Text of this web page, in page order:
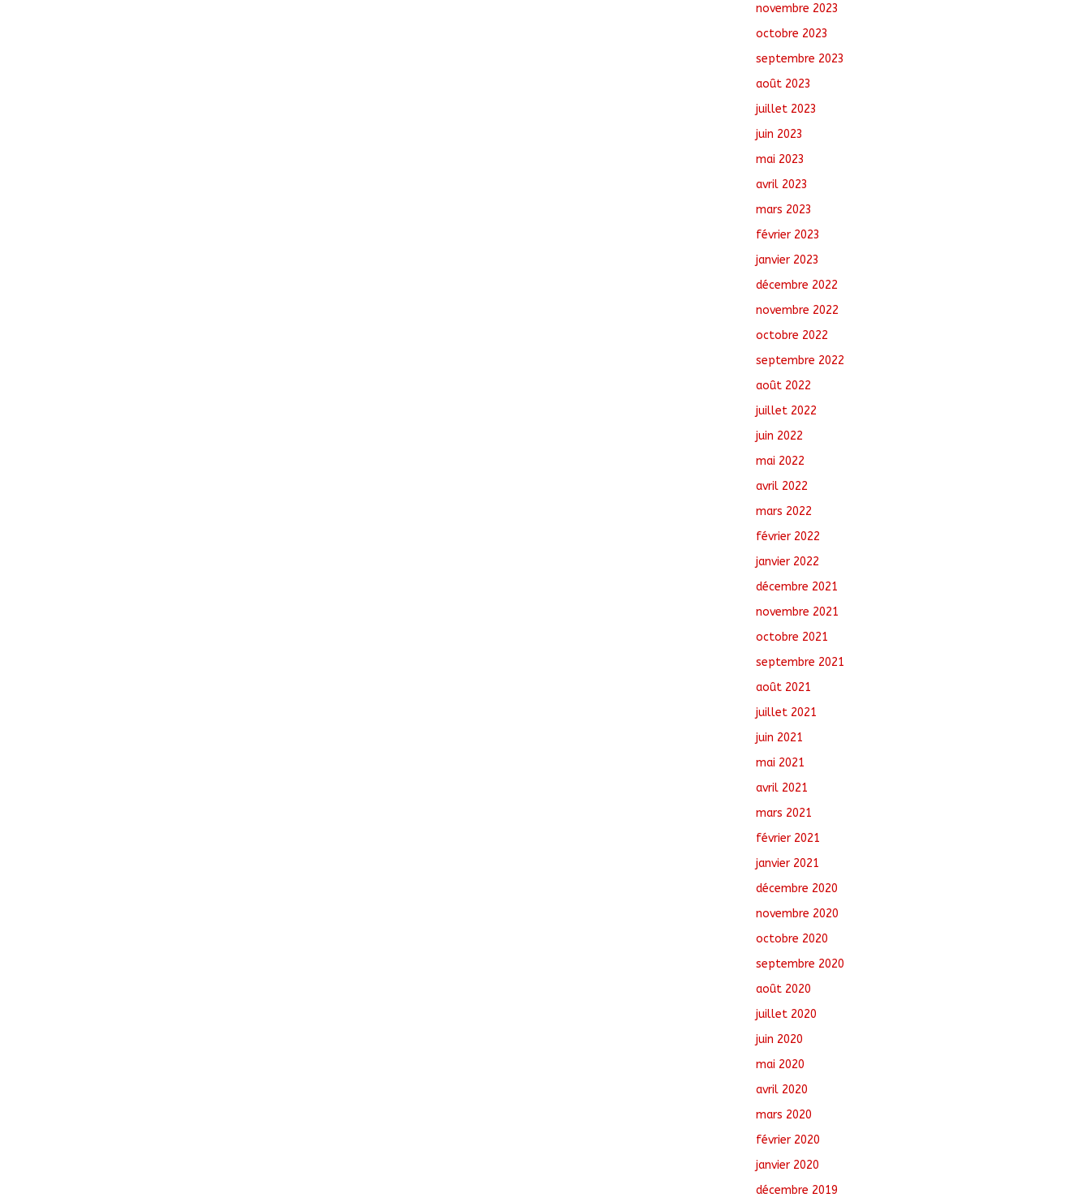
novembre 2023
octobre 2023
septembre 2023
août 2023
juillet 2023
juin 2023
mai 2023
avril 2023
mars 2023
février 2023
janvier 2023
décembre 2022
novembre 2022
octobre 2022
septembre 2022
août 2022
juillet 2022
juin 2022
mai 2022
avril 2022
mars 2022
février 2022
janvier 2022
décembre 2021
novembre 2021
octobre 2021
septembre 2021
août 2021
juillet 2021
juin 2021
mai 2021
avril 2021
mars 2021
février 2021
janvier 2021
décembre 2020
novembre 2020
octobre 2020
septembre 2020
août 2020
juillet 2020
juin 2020
mai 2020
avril 2020
mars 2020
février 2020
janvier 2020
décembre 2019